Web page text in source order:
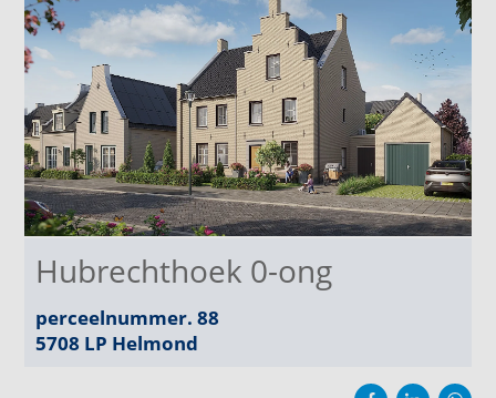
Hubrechthoek 0-ong
perceelnummer. 88
5708 LP Helmond